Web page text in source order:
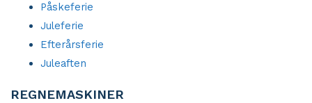
Påskeferie
Juleferie
Efterårsferie
Juleaften
REGNEMASKINER